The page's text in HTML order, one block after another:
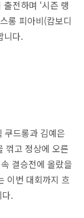
전하며 ‘시즌 랭
롱 피아비(캄보디
니다.
쿠드롱과 김예은
꺾고 정상에 오른
결승전에 올랐을
이번 대회까지 흐
.